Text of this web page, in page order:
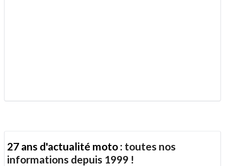
27 ans d'actualité moto : toutes nos
informations depuis 1999 !